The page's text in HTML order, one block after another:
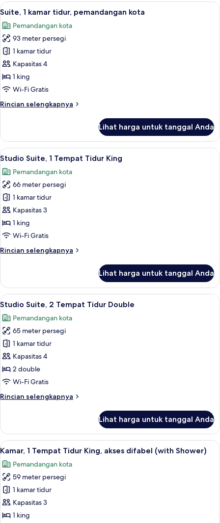
kamar
Lihat
semua
foto
untuk
Suite,
1
kamar
tidur,
kota
Suite, 1 kamar tidur, pemandangan
9
Suite, 1 kamar tidur, pemandangan kota
Pemandangan kota
93 meter persegi
1 kamar tidur
Kapasitas 4
1 king
Wi-Fi Gratis
Rincian selengkapnya
Rincian
Suite,
kamar
pemandangan
kota
Lihat harga untuk tanggal Anda
Lihat
semua
foto
untuk
Studio
Suite,
1
Tempat
King
Seprai premium, minibar, brankas,
8
Studio Suite, 1 Tempat Tidur King
Pemandangan kota
66 meter persegi
1 kamar tidur
Kapasitas 3
1 king
Wi-Fi Gratis
Rincian selengkapnya
Rincian
Studio
Suite,
1
Tidur
King
Lihat harga untuk tanggal Anda
Lihat
semua
foto
untuk
Studio
Suite,
2
Tempat
Double
Seprai premium, minibar, brankas,
5
Studio Suite, 2 Tempat Tidur Double
Pemandangan kota
65 meter persegi
1 kamar tidur
Kapasitas 4
2 double
Wi-Fi Gratis
Rincian selengkapnya
Rincian
Studio
Suite,
2
Tidur
Double
Lihat harga untuk tanggal Anda
Lihat
semua
foto
untuk
Kamar,
1
Tempat
8
Kamar, 1 Tempat Tidur King, akses difabel (with Shower)
Pemandangan kota
59 meter persegi
1 kamar tidur
Kapasitas 3
1 king